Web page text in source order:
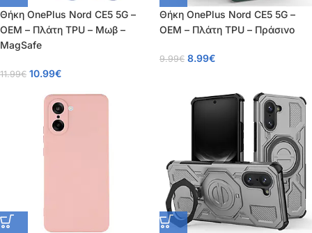
Θήκη OnePlus Nord CE5 5G –
OEM – Πλάτη TPU – Μωβ –
MagSafe
11.99€ 10.99€
Θήκη OnePlus Nord CE5 5G –
OEM – Πλάτη TPU – Πράσινο
9.99€ 8.99€